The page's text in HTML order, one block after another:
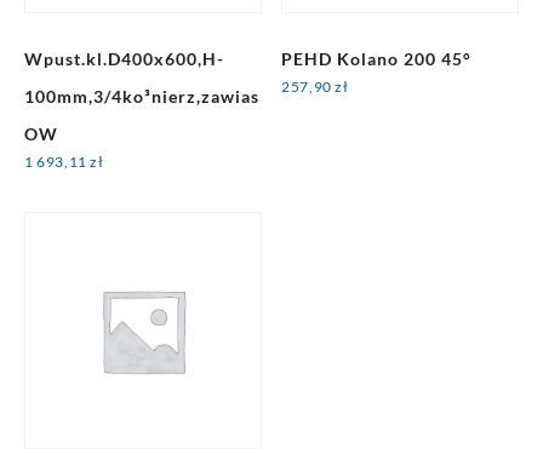
Wpust.kl.D400x600,H-
100mm,3/4ko³nierz,zawias
OW
1 693,11zł
PEHD Kolano 200 45°
257,90zł